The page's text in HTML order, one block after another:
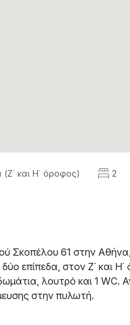
(Ζ΄ και Η΄ όροφος) 2
Σκοπέλου 61 στην
επίπεδα, στον Ζ΄ και Η΄
λουτρό και 1 WC.
στην πυλωτή.